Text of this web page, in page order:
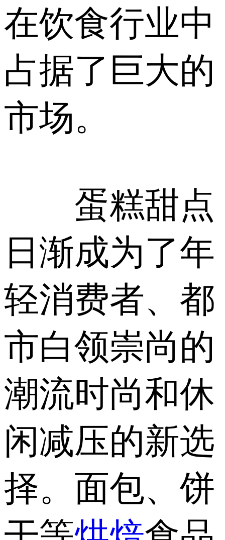
在饮食行业中
占据了巨大的
市场。
蛋糕甜点
日渐成为了年
轻消费者、都
市白领崇尚的
潮流时尚和休
闲减压的新选
择。面包、饼